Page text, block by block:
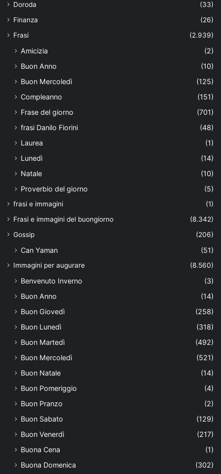
Doroda
(33)
Finanza
(26)
Frasi
(2.939)
Amicizia
(2)
Buon Anno
(10)
Buon Mercoledì
(125)
Compleanno
(151)
Frase del giorno
(701)
frasi Danilo Fiorini
(48)
Laurea
(1)
Lunedì
(14)
Natale
(10)
Proverbio del giorno
(5)
frasi e immagini
(1)
Frasi e immagini del buongiorno
(8.342)
Gossip
(206)
Can Yaman (51)
Immagini per augurare (8.560)
Benvenuto Inverno
(3)
Buon Anno
(14)
Buon Giovedì
(258)
Buon Lunedì
(318)
Buon Martedì
(492)
Buon Mercoledì
(521)
Buon Natale
(14)
Buon Pomeriggio
(4)
Buon Pranzo
(2)
Buon Sabato
(129)
Buon Venerdì
(217)
Buona Cena
(1)
Buona Domenica
(302)